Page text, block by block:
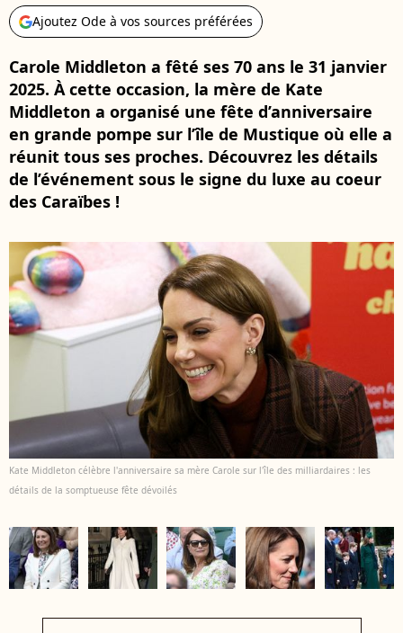
Ajoutez Ode à vos sources préférées
Carole Middleton a fêté ses 70 ans le 31 janvier
2025. À cette occasion, la mère de Kate
Middleton a organisé une fête d’anniversaire
en grande pompe sur l’île de Mustique où elle a
réunit tous ses proches. Découvrez les détails
de l’événement sous le signe du luxe au coeur
des Caraïbes !
Kate Middleton célèbre l'anniversaire sa mère Carole sur l'île des milliardaires : les
détails de la somptueuse fête dévoilés